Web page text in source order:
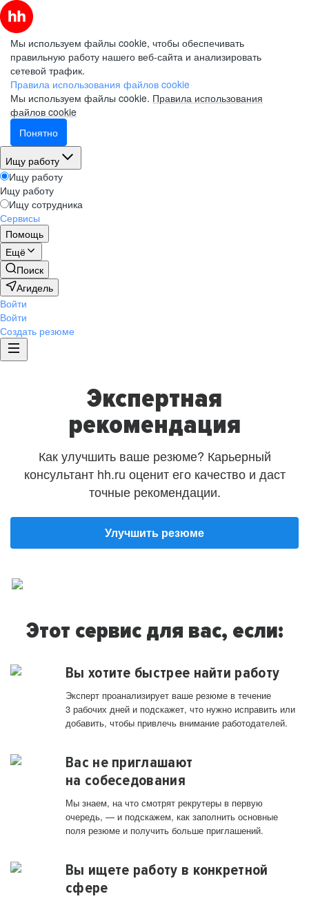
Мы используем файлы cookie, чтобы обеспечивать
правильную работу нашего веб-сайта и анализировать
сетевой трафик.
Правила использования файлов cookie
Мы используем файлы cookie. Правила использования
файлов cookie
Понятно
Ищу работу
Ищу работу
Ищу работу
Ищу сотрудника
Сервисы
Помощь
Ещё
Поиск
Агидель
Войти
Войти
Создать резюме
Экспертная
рекомендация
Как улучшить ваше резюме? Карьерный
консультант hh.ru оценит его качество и даст
точные рекомендации.
Улучшить резюме
Этот сервис для вас, если:
Вы хотите быстрее найти работу
Эксперт проанализирует ваше резюме в течение
3 рабочих дней и подскажет, что нужно исправить или
добавить, чтобы привлечь внимание работодателей.
Вас не приглашают
на собеседования
Мы знаем, на что смотрят рекрутеры в первую
очередь, — и подскажем, как заполнить основные
поля резюме и получить больше приглашений.
Вы ищете работу в конкретной
сфере